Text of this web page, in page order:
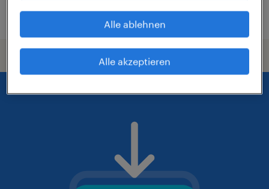
5. August 2026
Alle ablehnen
Alle akzeptieren